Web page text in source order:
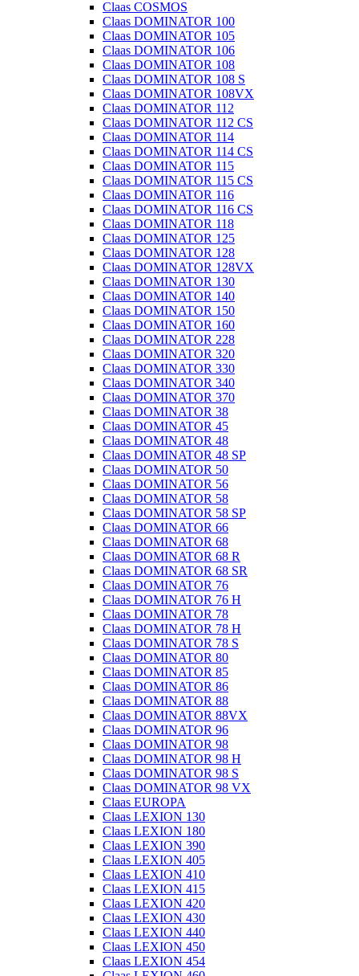
Claas COSMOS
Claas DOMINATOR 100
Claas DOMINATOR 105
Claas DOMINATOR 106
Claas DOMINATOR 108
Claas DOMINATOR 108 S
Claas DOMINATOR 108VX
Claas DOMINATOR 112
Claas DOMINATOR 112 CS
Claas DOMINATOR 114
Claas DOMINATOR 114 CS
Claas DOMINATOR 115
Claas DOMINATOR 115 CS
Claas DOMINATOR 116
Claas DOMINATOR 116 CS
Claas DOMINATOR 118
Claas DOMINATOR 125
Claas DOMINATOR 128
Claas DOMINATOR 128VX
Claas DOMINATOR 130
Claas DOMINATOR 140
Claas DOMINATOR 150
Claas DOMINATOR 160
Claas DOMINATOR 228
Claas DOMINATOR 320
Claas DOMINATOR 330
Claas DOMINATOR 340
Claas DOMINATOR 370
Claas DOMINATOR 38
Claas DOMINATOR 45
Claas DOMINATOR 48
Claas DOMINATOR 48 SP
Claas DOMINATOR 50
Claas DOMINATOR 56
Claas DOMINATOR 58
Claas DOMINATOR 58 SP
Claas DOMINATOR 66
Claas DOMINATOR 68
Claas DOMINATOR 68 R
Claas DOMINATOR 68 SR
Claas DOMINATOR 76
Claas DOMINATOR 76 H
Claas DOMINATOR 78
Claas DOMINATOR 78 H
Claas DOMINATOR 78 S
Claas DOMINATOR 80
Claas DOMINATOR 85
Claas DOMINATOR 86
Claas DOMINATOR 88
Claas DOMINATOR 88VX
Claas DOMINATOR 96
Claas DOMINATOR 98
Claas DOMINATOR 98 H
Claas DOMINATOR 98 S
Claas DOMINATOR 98 VX
Claas EUROPA
Claas LEXION 130
Claas LEXION 180
Claas LEXION 390
Claas LEXION 405
Claas LEXION 410
Claas LEXION 415
Claas LEXION 420
Claas LEXION 430
Claas LEXION 440
Claas LEXION 450
Claas LEXION 454